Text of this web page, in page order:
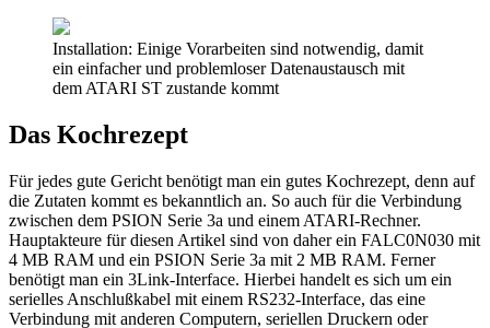
Installation: Einige Vorarbeiten sind notwendig, damit
ein einfacher und problemloser Datenaustausch mit
dem ATARI ST zustande kommt
Das Kochrezept
Für jedes gute Gericht benötigt man ein gutes Kochrezept, denn auf
die Zutaten kommt es bekanntlich an. So auch für die Verbindung
zwischen dem PSION Serie 3a und einem ATARI-Rechner.
Hauptakteure für diesen Artikel sind von daher ein FALC0N030 mit
4 MB RAM und ein PSION Serie 3a mit 2 MB RAM. Ferner
benötigt man ein 3Link-Interface. Hierbei handelt es sich um ein
serielles Anschlußkabel mit einem RS232-Interface, das eine
Verbindung mit anderen Computern, seriellen Druckern oder